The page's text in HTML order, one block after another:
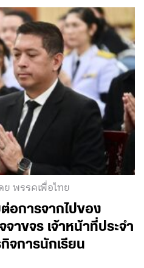
ย พรรคเพื่อไทย
อการจากไปของ
าขจร เจ้าหน้าที่ประจำ
จการนักเรียน